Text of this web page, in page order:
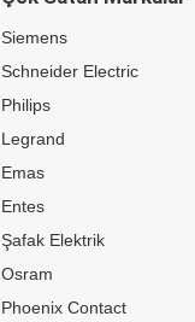
Siemens
Schneider Electric
Philips
Legrand
Emas
Entes
Şafak Elektrik
Osram
Phoenix Contact